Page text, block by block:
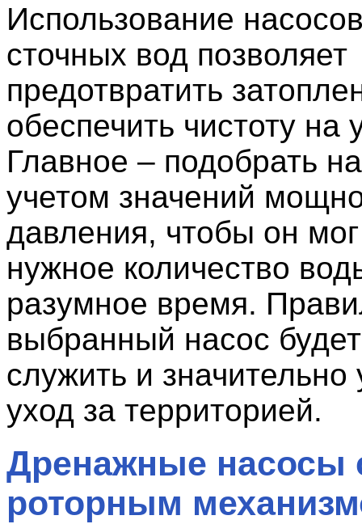
Использование
сточных вод позволяет
предотвратить
обеспечить чистоту на
Главное – подобрать
учетом значений
давления, чтобы он мог
нужное количество
разумное время.
выбранный насос
служить и значительно
уход за территорией.
Дренажные насосы
роторным